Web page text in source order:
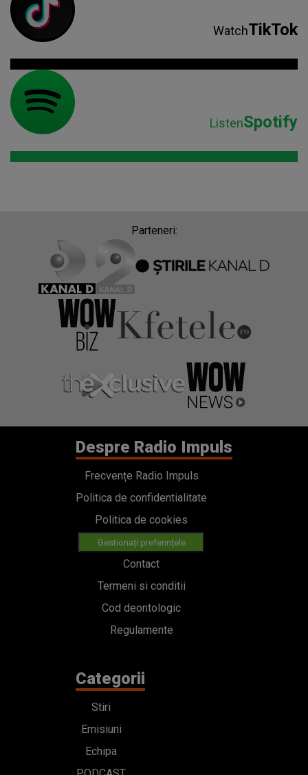
WatchTikTok
ListenSpotify
Parteneri:
Despre Radio Impuls
Frecvențe Radio Impuls
Politica de confidentialitate
Politica de cookies
Gestionați preferințele
Contact
Termeni si conditii
Cod deontologic
Regulamente
Categorii
Stiri
Emisiuni
Echipa